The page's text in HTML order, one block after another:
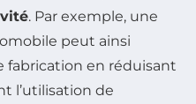
. Par exemple, une
peut ainsi
fabrication en réduisant
l’utilisation de